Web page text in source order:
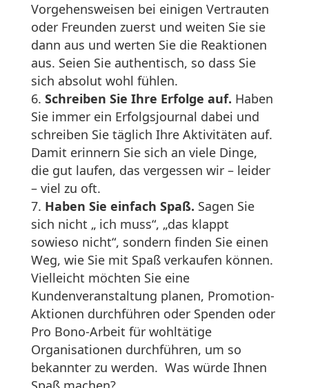
Vorgehensweisen bei einigen Vertrauten
oder Freunden zuerst und weiten Sie sie
dann aus und werten Sie die Reaktionen
aus. Seien Sie authentisch, so dass Sie
sich absolut wohl fühlen.
Schreiben Sie Ihre Erfolge auf. Haben
Sie immer ein Erfolgsjournal dabei und
schreiben Sie täglich Ihre Aktivitäten auf.
Damit erinnern Sie sich an viele Dinge,
die gut laufen, das vergessen wir – leider
– viel zu oft.
Haben Sie einfach Spaß. Sagen Sie
sich nicht „ ich muss“, „das klappt
sowieso nicht“, sondern finden Sie einen
Weg, wie Sie mit Spaß verkaufen können.
Vielleicht möchten Sie eine
Kundenveranstaltung planen, Promotion-
Aktionen durchführen oder Spenden oder
Pro Bono-Arbeit für wohltätige
Organisationen durchführen, um so
bekannter zu werden. Was würde Ihnen